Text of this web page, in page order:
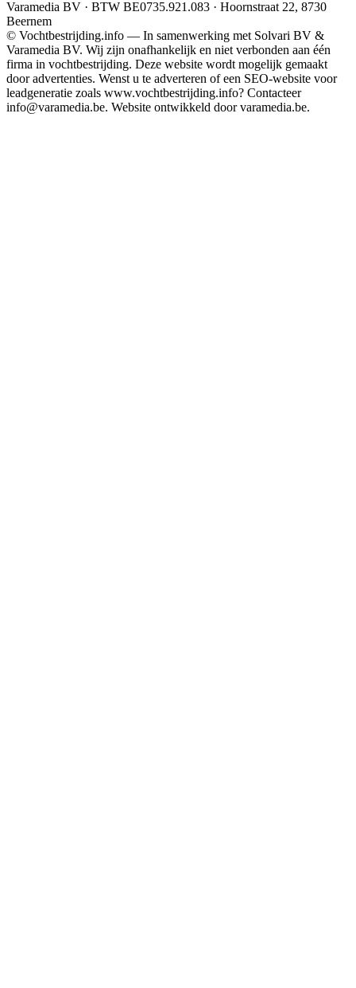
Varamedia BV · BTW BE0735.921.083 · Hoornstraat 22, 8730
Beernem
© Vochtbestrijding.info — In samenwerking met Solvari BV &
Varamedia BV. Wij zijn onafhankelijk en niet verbonden aan één
firma in vochtbestrijding. Deze website wordt mogelijk gemaakt
door advertenties. Wenst u te adverteren of een SEO-website voor
leadgeneratie zoals www.vochtbestrijding.info? Contacteer
info@varamedia.be. Website ontwikkeld door varamedia.be.